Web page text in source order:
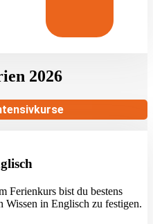
2026
Ferienkurs bist du bestens
Wissen in Englisch zu festigen.